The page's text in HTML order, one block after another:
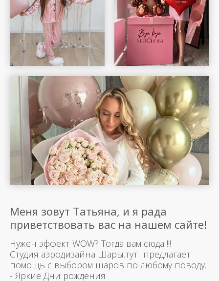
Меня зовут Татьяна, и я рада
приветствовать вас на нашем сайте!
Нужен эффект WOW? Тогда вам сюда !!!
Студия аэродизайна Шары.тут предлагает
помощь с выбором шаров по любому поводу.
- Яркие Дни рождения